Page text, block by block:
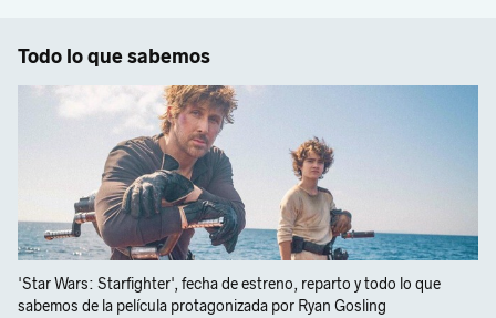
Todo lo que sabemos
'Star Wars: Starfighter', fecha de estreno, reparto y todo lo que
sabemos de la película protagonizada por Ryan Gosling